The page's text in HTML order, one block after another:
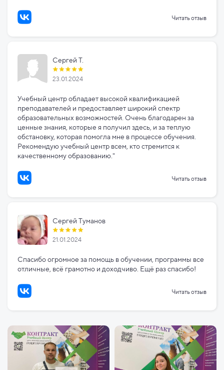
Читать отзыв
Сергей Т.
23.01.2024
Учебный центр обладает высокой квалификацией
преподавателей и предоставляет широкий спектр
образовательных возможностей. Очень благодарен за
ценные знания, которые я получил здесь, и за теплую
обстановку, которая помогла мне в процессе обучения.
Рекомендую учебный центр всем, кто стремится к
качественному образованию."
Читать отзыв
Сергей Туманов
21.01.2024
Спасибо огромное за помощь в обучении, программы все
отличные, всё грамотно и доходчиво. Ещё раз спасибо!
Читать отзыв